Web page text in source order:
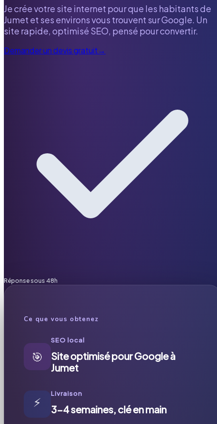
Je crée votre site internet pour que les habitants de
Jumet et ses environs vous trouvent sur Google. Un
site rapide, optimisé SEO, pensé pour convertir.
Demander un devis gratuit→
Réponse sous 48h
Ce que vous obtenez
🎯
SEO local
Site optimisé pour Google à
Jumet
⚡
Livraison
3-4 semaines, clé en main